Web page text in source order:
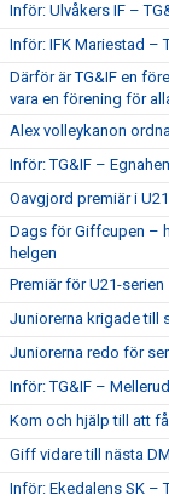
Inför: Ulvåkers IF –
Inför: IFK Mariestad –
Därför är TG&IF en
vara en förening för
Alex volleykanon
Inför: TG&IF –
Oavgjord premiär i
Dags för Giffcupen –
helgen
Premiär för U21-serien
Juniorerna krigade till
Juniorerna redo för
Inför: TG&IF – Mellerud
Kom och hjälp till att
Giff vidare till nästa
Inför: Ekedalens SK –